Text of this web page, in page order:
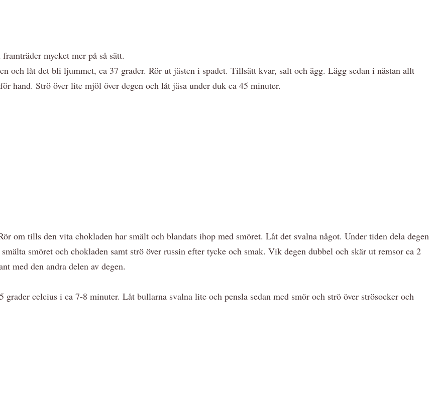
mycket mer på så sätt.
och låt det bli ljummet, ca 37 grader. Rör ut jästen i spadet. Tillsätt kvar, salt och ägg. Lägg sedan i nästan allt
Strö över lite mjöl över degen och låt jäsa under duk ca 45 minuter.
om tills den vita chokladen har smält och blandats ihop med smöret. Låt det svalna något. Under tiden dela degen
smöret och chokladen samt strö över russin efter tycke och smak. Vik degen dubbel och skär ut remsor ca 2
med den andra delen av degen.
celcius i ca 7-8 minuter. Låt bullarna svalna lite och pensla sedan med smör och strö över strösocker och